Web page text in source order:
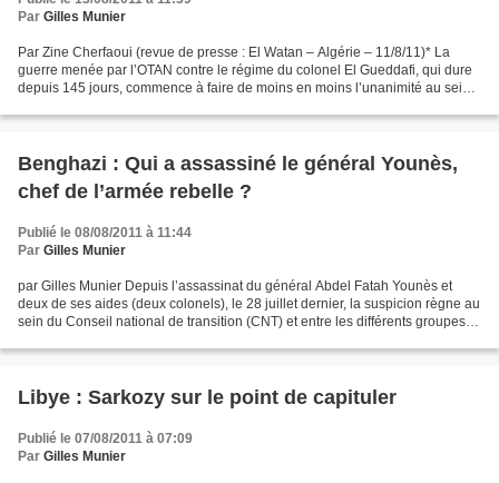
Par Gilles Munier
Par Zine Cherfaoui (revue de presse : El Watan – Algérie – 11/8/11)* La
guerre menée par l’OTAN contre le régime du colonel El Gueddafi, qui dure
depuis 145 jours, commence à faire de moins en moins l’unanimité au sein
Benghazi : Qui a assassiné le général Younès,
chef de l’armée rebelle ?
Publié le 08/08/2011 à 11:44
Par Gilles Munier
par Gilles Munier Depuis l’assassinat du général Abdel Fatah Younès et
deux de ses aides (deux colonels), le 28 juillet dernier, la suspicion règne au
sein du Conseil national de transition (CNT) et entre les différents groupes
Libye : Sarkozy sur le point de capituler
Publié le 07/08/2011 à 07:09
Par Gilles Munier